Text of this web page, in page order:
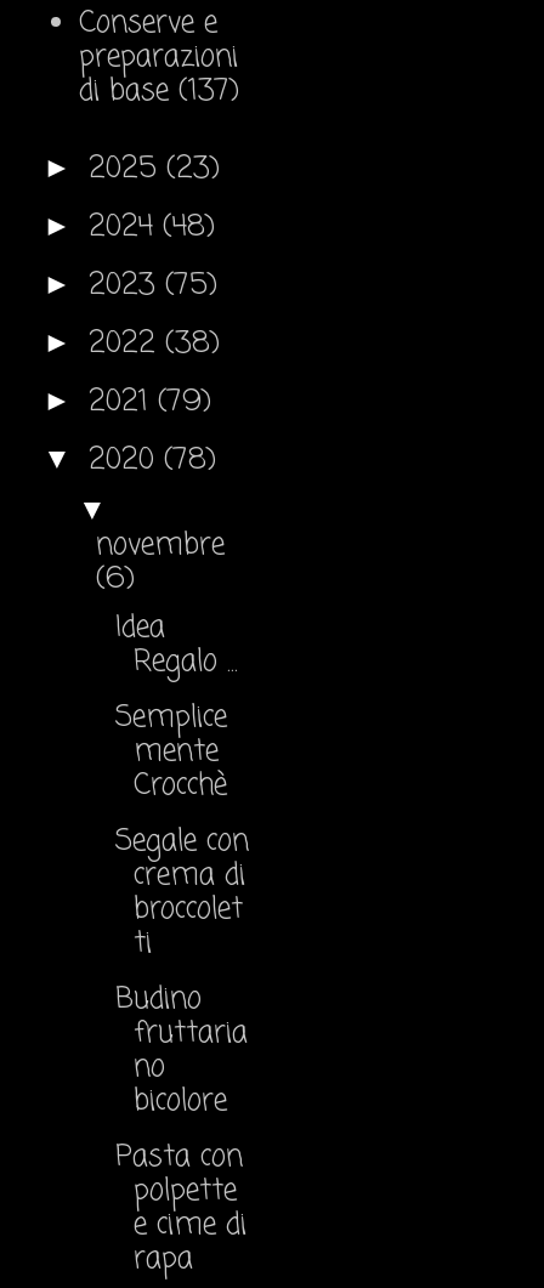
Conserve e
preparazioni
di base (137)
► 2025 (23)
► 2024 (48)
► 2023 (75)
► 2022 (38)
► 2021 (79)
▼ 2020 (78)
▼
novembre
(6)
Idea
Regalo ...
Semplice
mente
Crocchè
Segale con
crema di
broccolet
ti
Budino
fruttaria
no
bicolore
Pasta con
polpette
e cime di
rapa